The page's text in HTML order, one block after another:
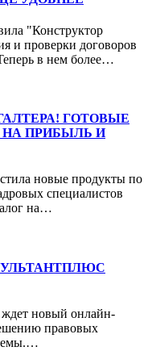
"Конструктор
и проверки договоров
в нем более…
ГОТОВЫЕ
ПРИБЫЛЬ И
новые продукты по
специалистов
на…
ждет новый онлайн-
правовых
…